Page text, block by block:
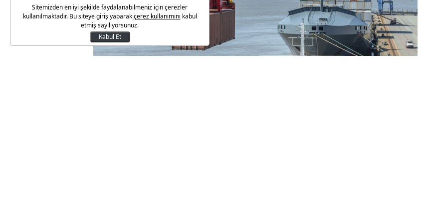
Sitemizden en iyi şekilde faydalanabilmeniz için çerezler
kullanılmaktadır. Bu siteye giriş yaparakçerez kullanımını kabul
etmiş sayılıyorsunuz.
Kabul Et